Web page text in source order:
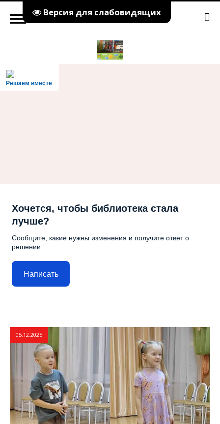
Версия для слабовидящих
Решаем вместе
Хочется, чтобы библиотека стала
лучше?
Сообщите, какие нужны изменения и получите ответ о
решении
Написать
05.12.2025